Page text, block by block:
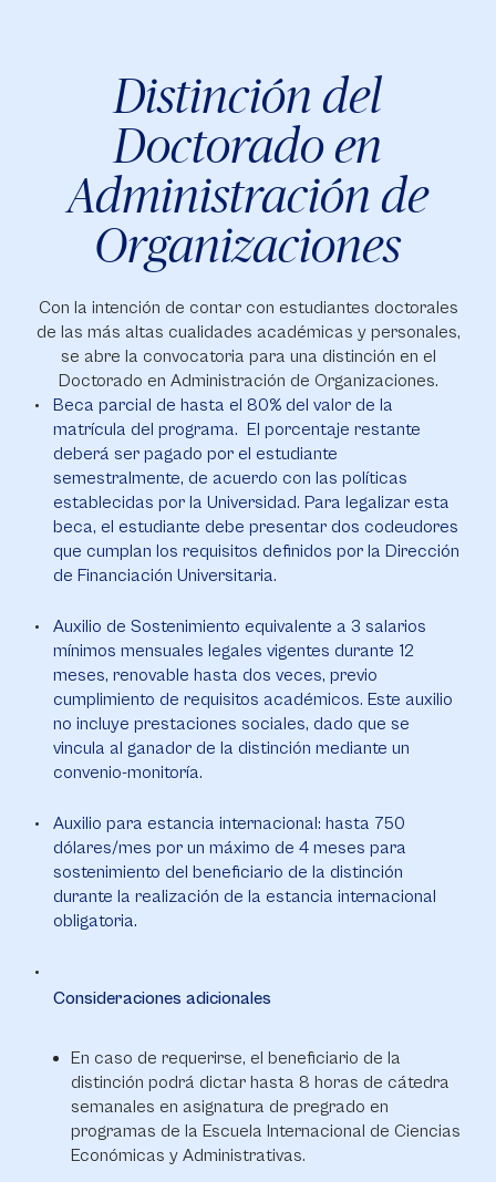
Distinción del
Doctorado en
Administración de
Organizaciones
Con la intención de contar con estudiantes doctorales
de las más altas cualidades académicas y personales,
se abre la convocatoria para una distinción en el
Doctorado en Administración de Organizaciones.
Beca parcial de hasta el 80% del valor de la
matrícula del programa. El porcentaje restante
deberá ser pagado por el estudiante
semestralmente, de acuerdo con las políticas
establecidas por la Universidad. Para legalizar esta
beca, el estudiante debe presentar dos codeudores
que cumplan los requisitos definidos por la Dirección
de Financiación Universitaria.
Auxilio de Sostenimiento equivalente a 3 salarios
mínimos mensuales legales vigentes durante 12
meses, renovable hasta dos veces, previo
cumplimiento de requisitos académicos. Este auxilio
no incluye prestaciones sociales, dado que se
vincula al ganador de la distinción mediante un
convenio-monitoría.
Auxilio para estancia internacional: hasta 750
dólares/mes por un máximo de 4 meses para
sostenimiento del beneficiario de la distinción
durante la realización de la estancia internacional
obligatoria.
Consideraciones adicionales
En caso de requerirse, el beneficiario de la
distinción podrá dictar hasta 8 horas de cátedra
semanales en asignatura de pregrado en
programas de la Escuela Internacional de Ciencias
Económicas y Administrativas.